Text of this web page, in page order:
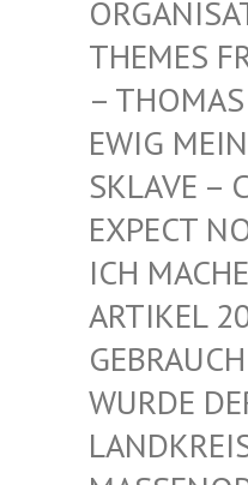
HEMES
THOMAS
WIG MEIN
KLAVE – C-
XPECT NO
CH MACHE
RTIKEL 20
EBRAUCH!
URDE DER
ANDKREIS